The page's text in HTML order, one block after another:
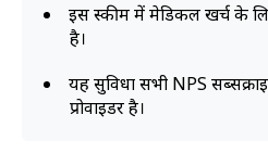
इस स्कीम में मेडिकल खर्च के
है।
यह सुविधा सभी NPS
प्रोवाइडर है।